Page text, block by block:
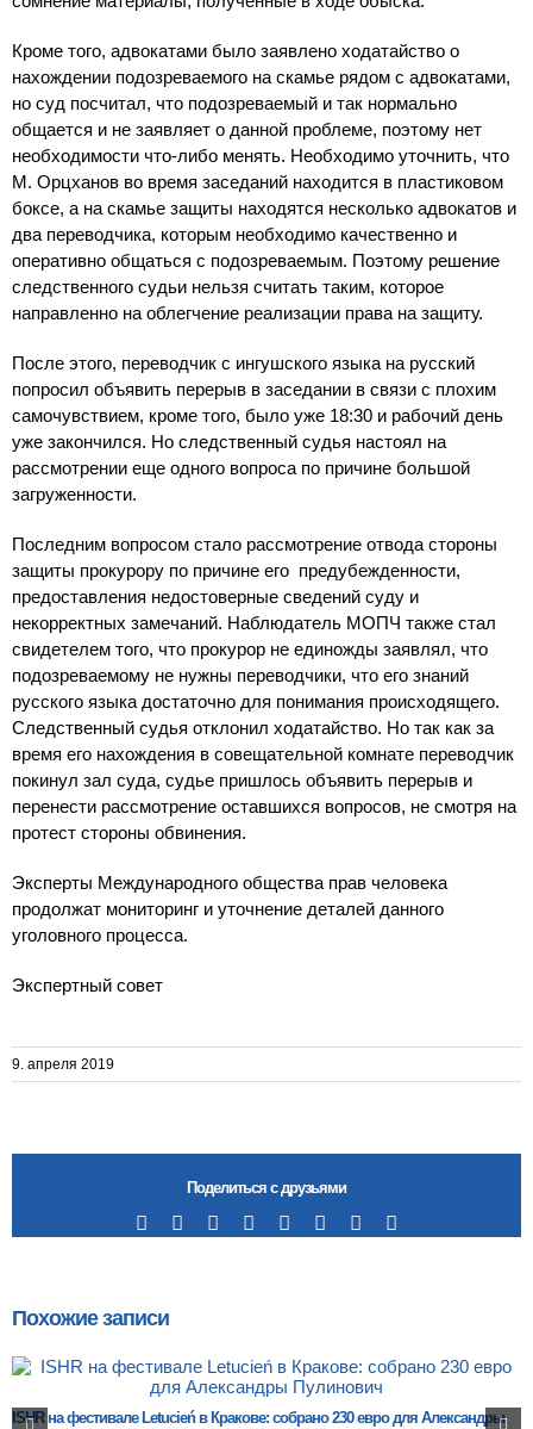
Кроме того, адвокатами было заявлено ходатайство о
нахождении подозреваемого на скамье рядом с адвокатами,
но суд посчитал, что подозреваемый и так нормально
общается и не заявляет о данной проблеме, поэтому нет
необходимости что-либо менять. Необходимо уточнить, что
М. Орцханов во время заседаний находится в пластиковом
боксе, а на скамье защиты находятся несколько адвокатов и
два переводчика, которым необходимо качественно и
оперативно общаться с подозреваемым. Поэтому решение
следственного судьи нельзя считать таким, которое
направленно на облегчение реализации права на защиту.
После этого, переводчик с ингушского языка на русский
попросил объявить перерыв в заседании в связи с плохим
самочувствием, кроме того, было уже 18:30 и рабочий день
уже закончился. Но следственный судья настоял на
рассмотрении еще одного вопроса по причине большой
загруженности.
Последним вопросом стало рассмотрение отвода стороны
защиты прокурору по причине его предубежденности,
предоставления недостоверные сведений суду и
некорректных замечаний. Наблюдатель МОПЧ также стал
свидетелем того, что прокурор не единожды заявлял, что
подозреваемому не нужны переводчики, что его знаний
русского языка достаточно для понимания происходящего.
Следственный судья отклонил ходатайство. Но так как за
время его нахождения в совещательной комнате переводчик
покинул зал суда, судье пришлось объявить перерыв и
перенести рассмотрение оставшихся вопросов, не смотря на
протест стороны обвинения.
Эксперты Международного общества прав человека
продолжат мониторинг и уточнение деталей данного
уголовного процесса.
Экспертный совет
9. апреля 2019
Поделиться с друзьями
Facebook RedditLinkedIn
TumblrPinterest
Похожие записи
ISHR на фестивале Letucień в Кракове: собрано 230 евро для Александры